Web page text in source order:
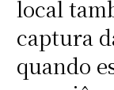
local
captura
quando